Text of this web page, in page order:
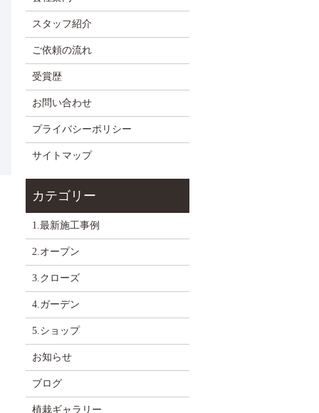
スタッフ紹介
ご依頼の流れ
受賞歴
お問い合わせ
プライバシーポリシー
サイトマップ
1.最新施工事例
2.オープン
3.クローズ
4.ガーデン
5.ショップ
お知らせ
ブログ
植栽ギャラリー